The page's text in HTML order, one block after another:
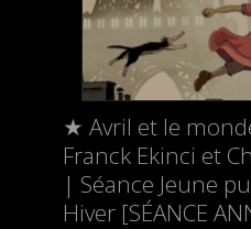
★ Avril et le
Franck Ekinci et
| Séance Jeune
Hiver [SÉANCE